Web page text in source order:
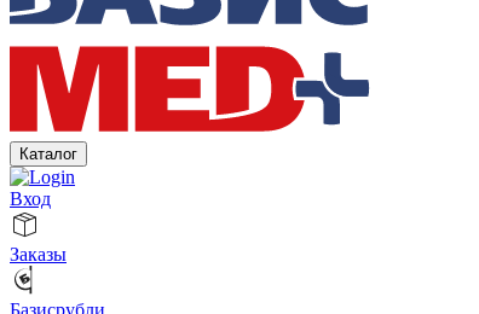
Каталог
Вход
Заказы
Базисрубли